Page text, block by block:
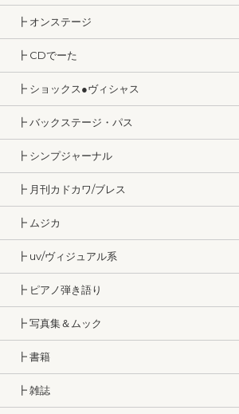
┣ オンステージ
┣ CDでーた
┣ ショックス●ヴィシャス
┣ バックステージ・パス
┣ シンプジャーナル
┣ 月刊カドカワ/ブレス
┣ ムジカ
┣ uv/ヴィジュアル系
┣ ピアノ弾き語り
┣ 写真集＆ムック
┣ 書籍
┣ 雑誌